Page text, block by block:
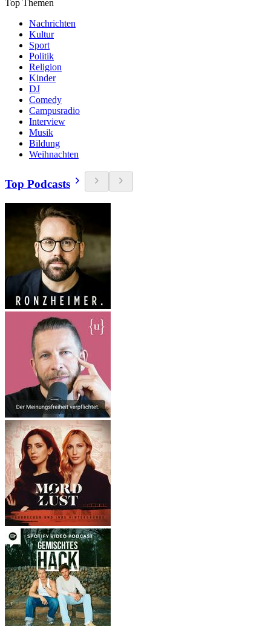
Top Themen
Nachrichten
Kultur
Sport
Politik
Religion
Kinder
DJ
Comedy
Campusradio
Interview
Musik
Bildung
Weihnachten
Top Podcasts